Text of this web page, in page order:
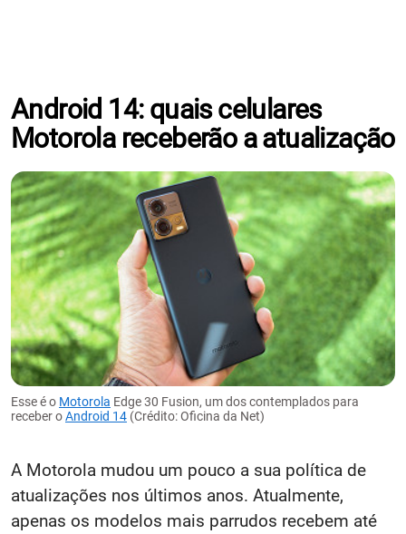
Android 14: quais celulares
Motorola receberão a atualização
Esse é o Motorola Edge 30 Fusion, um dos contemplados para
receber oAndroid 14 (Crédito: Oficina da Net)
A Motorola mudou um pouco a sua política de
atualizações nos últimos anos. Atualmente,
apenas os modelos mais parrudos recebem até